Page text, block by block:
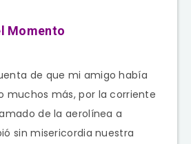
Momento
de que mi amigo había
muchos más, por la corriente
de la aerolínea a
sin misericordia nuestra